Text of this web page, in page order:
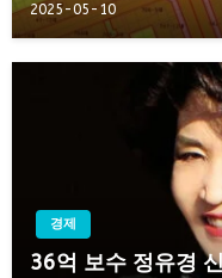
2025-05-10
경제
36억 보수 정유경